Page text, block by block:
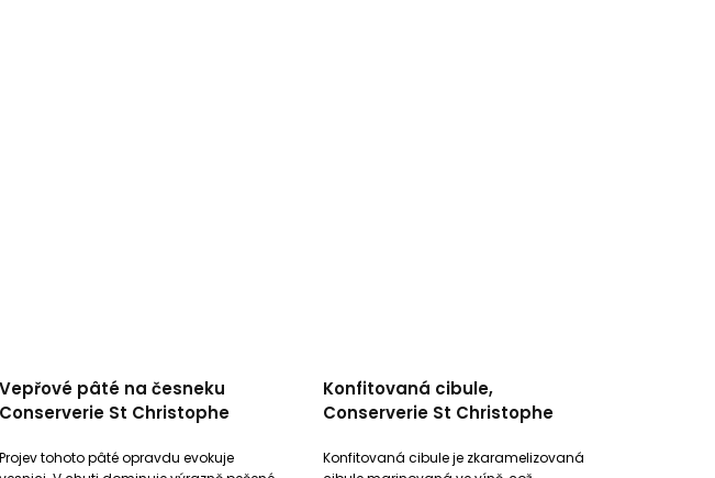
Vepřové pâté na česneku
Conserverie St Christophe
Projev tohoto pâté opravdu evokuje
Konfitovaná cibule,
Conserverie St Christophe
Konfitovaná cibule je zkaramelizovaná